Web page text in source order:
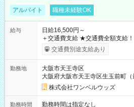
アルバイト 職種未経験OK
給与
日給16,500円～
＋交通費支給 ★交通費全額支給！ ★日払いOK！（規定あり） ┗
働いたその日に現金GET♪ お仕
交通費別途支給あり
勤務地
大阪市天王寺区
大阪府大阪市天王寺区生玉前町（
株式会社ワンベルウッズ
勤務時間
勤務時間は指定なし